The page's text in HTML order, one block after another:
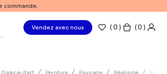
commande.
Vendez avec nous (0 ) ( 0 )
Galerie d'art Peinture Paysage Réalisme Huile